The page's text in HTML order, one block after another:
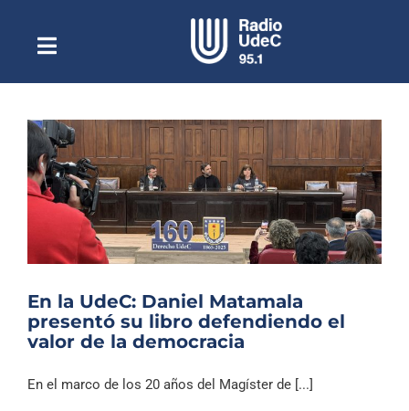
contenidoToggle
NavigationEscuchar Radio UdeC en vivo
Quiénes Somos
Programación
Podcast
Noticias
Columnas
Música Clásica
Especiales
En la UdeC: Daniel Matamala
presentó su libro defendiendo el
valor de la democracia
En el marco de los 20 años del Magíster de [...]